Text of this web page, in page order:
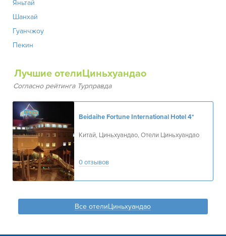
Яньтай
Шанхай
Гуанчжоу
Пекин
Лучшие отелиЦиньхуандао
Согласно рейтинга Турправда
Beidaihe Fortune International Hotel4*
Китай, Циньхуандао, Отели Циньхуандао
0 отзывов
Все отелиЦиньхуандао